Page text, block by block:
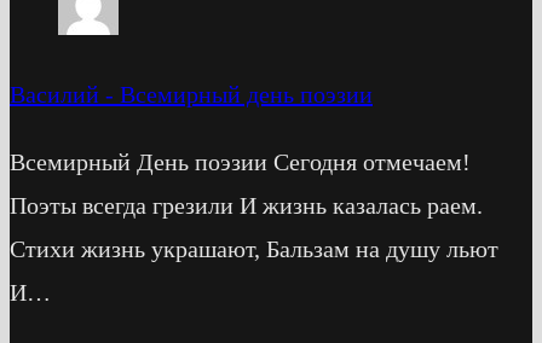
Василий - Всемирный день поэзии
Всемирный День поэзии Сегодня отмечаем!
Поэты всегда грезили И жизнь казалась раем.
Стихи жизнь украшают, Бальзам на душу льют
И…